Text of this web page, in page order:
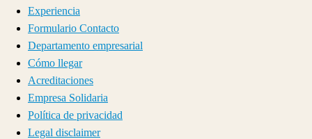
Experiencia
Formulario Contacto
Departamento empresarial
Cómo llegar
Acreditaciones
Empresa Solidaria
Política de privacidad
Legal disclaimer